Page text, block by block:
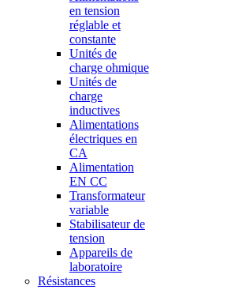
en tension
réglable et
constante
Unités de
charge ohmique
Unités de
charge
inductives
Alimentations
électriques en
CA
Alimentation
EN CC
Transformateur
variable
Stabilisateur de
tension
Appareils de
laboratoire
Résistances